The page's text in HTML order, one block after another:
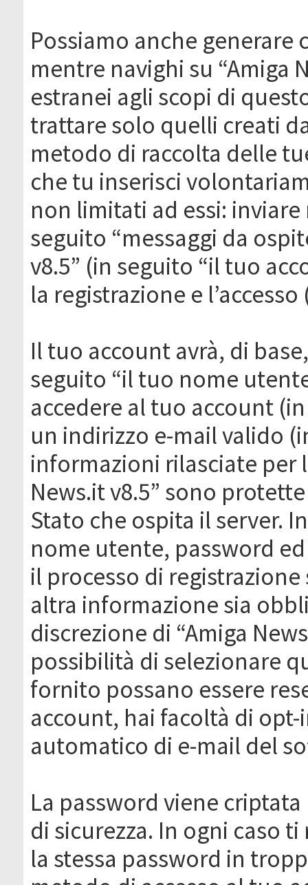
Possiamo anche
mentre navighi su “Amiga
estranei agli scopi di
trattare solo quelli creati
metodo di raccolta delle
che tu inserisci
non limitati ad essi:
seguito “messaggi da
v8.5” (in seguito “il tuo
la registrazione e
Il tuo account avrà, di
seguito “il tuo nome
accedere al tuo account
un indirizzo e-mail valido
informazioni rilasciate per
News.it v8.5” sono
Stato che ospita il server.
nome utente, password
il processo di registrazione
altra informazione sia
discrezione di “Amiga
possibilità di selezionare
fornito possano essere
account, hai facoltà di
automatico di e-mail del
La password viene
di sicurezza. In ogni caso
la stessa password in